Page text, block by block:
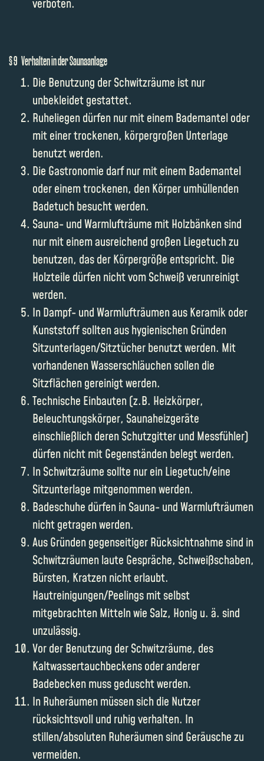
verboten.
§ 9 Verhalten in der Saunaanlage
Die Benutzung der Schwitzräume ist nur
unbekleidet gestattet.
Ruheliegen dürfen nur mit einem Bademantel oder
mit einer trockenen, körpergroßen Unterlage
benutzt werden.
Die Gastronomie darf nur mit einem Bademantel
oder einem trockenen, den Körper umhüllenden
Badetuch besucht werden.
Sauna- und Warmlufträume mit Holzbänken sind
nur mit einem ausreichend großen Liegetuch zu
benutzen, das der Körpergröße entspricht. Die
Holzteile dürfen nicht vom Schweiß verunreinigt
werden.
In Dampf- und Warmlufträumen aus Keramik oder
Kunststoff sollten aus hygienischen Gründen
Sitzunterlagen/Sitztücher benutzt werden. Mit
vorhandenen Wasserschläuchen sollen die
Sitzflächen gereinigt werden.
Technische Einbauten (z.B. Heizkörper,
Beleuchtungskörper, Saunaheizgeräte
einschließlich deren Schutzgitter und Messfühler)
dürfen nicht mit Gegenständen belegt werden.
In Schwitzräume sollte nur ein Liegetuch/eine
Sitzunterlage mitgenommen werden.
Badeschuhe dürfen in Sauna- und Warmlufträumen
nicht getragen werden.
Aus Gründen gegenseitiger Rücksichtnahme sind in
Schwitzräumen laute Gespräche, Schweißschaben,
Bürsten, Kratzen nicht erlaubt.
Hautreinigungen/Peelings mit selbst
mitgebrachten Mitteln wie Salz, Honig u. ä. sind
unzulässig.
Vor der Benutzung der Schwitzräume, des
Kaltwassertauchbeckens oder anderer
Badebecken muss geduscht werden.
In Ruheräumen müssen sich die Nutzer
rücksichtsvoll und ruhig verhalten. In
stillen/absoluten Ruheräumen sind Geräusche zu
vermeiden.